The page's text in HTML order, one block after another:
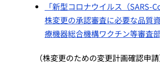
「新型コロナウイルス（
株変更の承認審査に必要な品質
療機器総合機構ワクチン等審査
（株変更のための変更計画確認申請